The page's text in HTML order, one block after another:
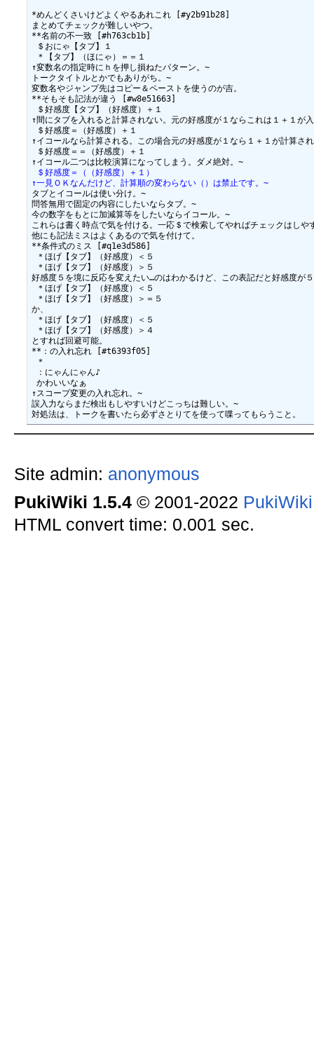
*めんどくさいけどよくやるあれこれ [#y2b91b28]
まとめてチェックが難しいやつ。
**名前の不一致 [#h763cb1b]
＄おにゃ【タブ】１
＊【タブ】（ほにゃ）＝＝１
↑変数名の指定時にｈを押し損ねたパターン。~
トークタイトルとかでもありがち。~
変数名やジャンプ先はコピー＆ペーストを使うのが吉。
**そもそも記法が違う [#w8e51663]
＄好感度【タブ】（好感度）＋１
↑間にタブを入れると計算されない。元の好感度が１ならこれは１＋１が
＄好感度＝（好感度）＋１
↑イコールなら計算される。この場合元の好感度が１なら１＋１が計算さ
＄好感度＝＝（好感度）＋１
＄好感度＝（（好感度）＋１）
↑一見ＯＫなんだけど、計算順の変わらない（）は禁止です。~
タブとイコールは使い分け。~
問答無用で固定の内容にしたいならタブ。~
今の数字をもとに加減算等をしたいならイコール。~
これらは書く時点で気を付ける。一応＄で検索してやればチェックはしや
他にも記法ミスはよくあるので気を付けて。
**条件式のミス [#q1e3d586]
＊ほげ【タブ】（好感度）＜５
＊ほげ【タブ】（好感度）＞５
好感度５を境に反応を変えたい…のはわかるけど、この表記だと好感度が
＊ほげ【タブ】（好感度）＜５
＊ほげ【タブ】（好感度）＞＝５
か、
＊ほげ【タブ】（好感度）＜５
＊ほげ【タブ】（好感度）＞４
とすれば回避可能。
**：の入れ忘れ [#t6393f05]
＊
：にゃんにゃん♪
かわいいなぁ
↑スコープ変更の入れ忘れ。~
誤入力ならまだ検出もしやすいけどこっちは難しい。~
Site admin: anonymous
PukiWiki 1.5.4© 2001-2022
HTML convert time: 0.001 sec.